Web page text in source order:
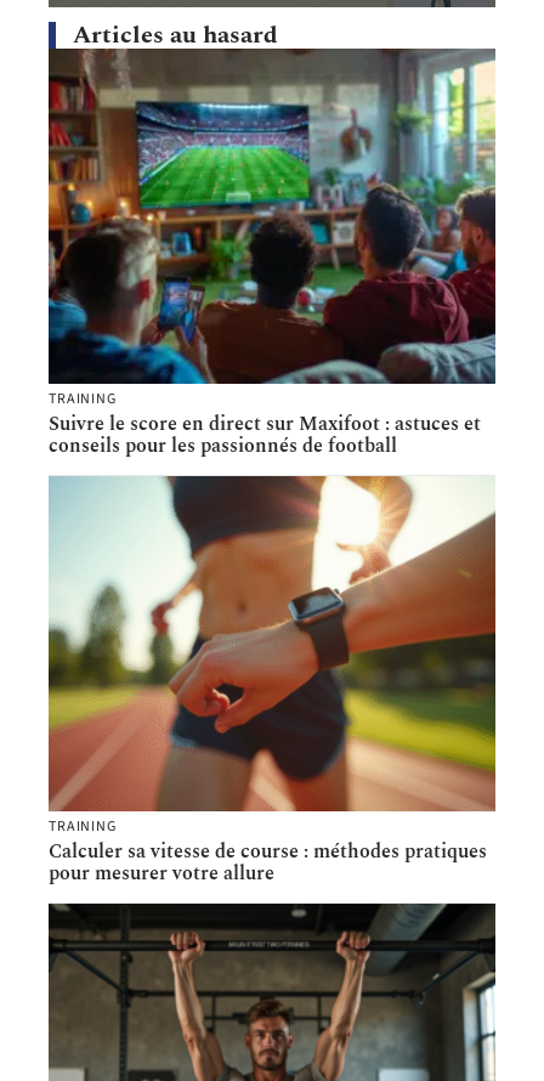
Articles au hasard
TRAINING
Suivre le score en direct sur Maxifoot : astuces et
conseils pour les passionnés de football
TRAINING
Calculer sa vitesse de course : méthodes pratiques
pour mesurer votre allure